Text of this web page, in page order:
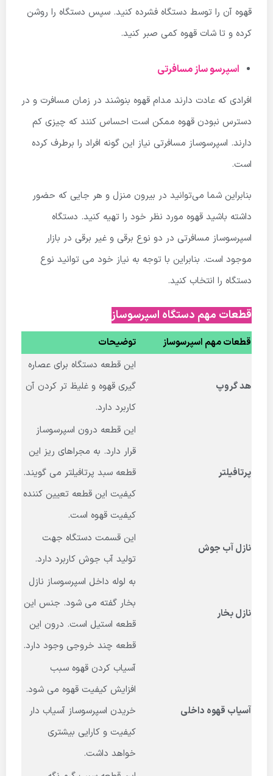
قهوه آن را توسط دستگاه فشرده کنید. سپس دستگاه را روشن
کرده و تا شات قهوه کمی صبر کنید.
اسپرسو ساز مسافرتی
افرادی که عادت دارند مدام قهوه بنوشند در زمان مسافرت و در
دسترس نبودن قهوه ممکن است احساس کنند که چیزی کم
دارند. اسپرسوساز مسافرتی نیاز این گونه افراد را برطرف کرده
است.
بنابراین شما می‌توانید در بیرون منزل و هر جایی که حضور
داشته باشید قهوه مورد نظر خود را تهیه کنید. دستگاه
اسپرسوساز مسافرتی در دو نوع برقی و غیر برقی در بازار
موجود است. بنابراین با توجه به نیاز خود می توانید نوع
دستگاه را انتخاب کنید.
قطعات مهم دستگاه اسپرسوساز
قطعات مهم اسپرسوساز توضیحات
هد گروپ
این قطعه دستگاه برای عصاره
گیری قهوه و غلیظ تر کردن آن
کاربرد دارد.
پرتافیلتر
این قطعه درون اسپرسوساز
قرار دارد. به مجراهای ریز این
قطعه سبد پرتافیلتر می گویند.
کیفیت این قطعه تعیین کننده
کیفیت قهوه است.
نازل آب جوش
این قسمت دستگاه جهت
تولید آب جوش کاربرد دارد.
نازل بخار
به لوله داخل اسپرسوساز نازل
بخار گفته می شود. جنس این
قطعه استیل است. درون این
قطعه چند خروجی وجود دارد.
آسیاب قهوه داخلی
آسیاب کردن قهوه سبب
افزایش کیفیت قهوه می شود.
خریدن اسپرسوساز آسیاب دار
کیفیت و کارایی بیشتری
خواهد داشت.